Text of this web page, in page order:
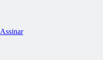
Assinar